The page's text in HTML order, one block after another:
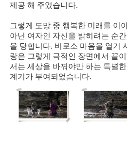
제공 해 주었습니다.
그렇게 도망 중 행복한 미래를 이
아닌 여자인 자신을 밝히려는 순
을 당합니다. 비로소 마음을 열기
랑은 그렇게 극적인 장면에서 끝
서는 세상을 바꿔야만 하는 특별
계기가 부여되었습니다.